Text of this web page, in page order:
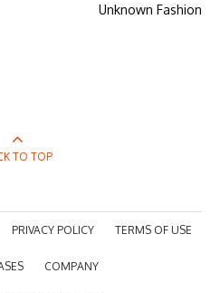
Unknown Fashion
TO TOP
PRIVACY POLICY TERMS OF USE
COMPANY